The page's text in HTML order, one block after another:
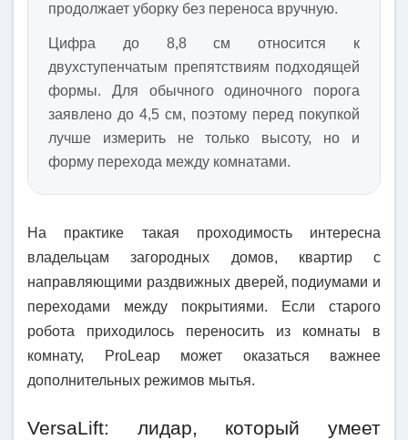
продолжает уборку без переноса вручную.
Цифра до 8,8 см относится к
двухступенчатым препятствиям подходящей
формы. Для обычного одиночного порога
заявлено до 4,5 см, поэтому перед покупкой
лучше измерить не только высоту, но и
форму перехода между комнатами.
На практике такая проходимость интересна
владельцам загородных домов, квартир с
направляющими раздвижных дверей, подиумами и
переходами между покрытиями. Если старого
робота приходилось переносить из комнаты в
комнату, ProLeap может оказаться важнее
дополнительных режимов мытья.
VersaLift: лидар, который умеет